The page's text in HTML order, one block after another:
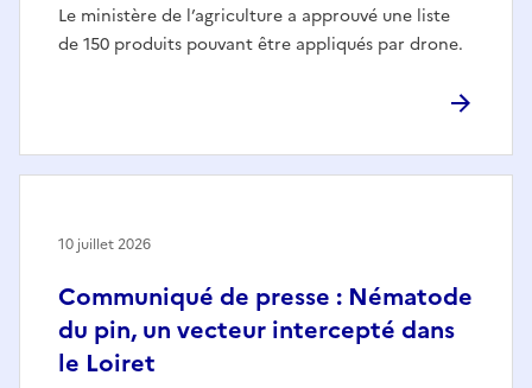
Le ministère de l’agriculture a approuvé une liste
de 150 produits pouvant être appliqués par drone.
Communiqué de presse : Nématode
du pin, un vecteur intercepté dans
le Loiret
10 juillet 2026